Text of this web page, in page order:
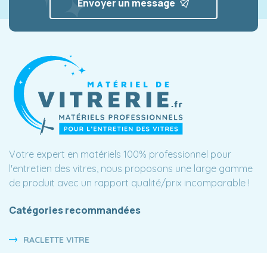
Envoyer un message
Votre expert en matériels 100% professionnel pour
l'entretien des vitres, nous proposons une large gamme
de produit avec un rapport qualité/prix incomparable !
Catégories recommandées
RACLETTE VITRE